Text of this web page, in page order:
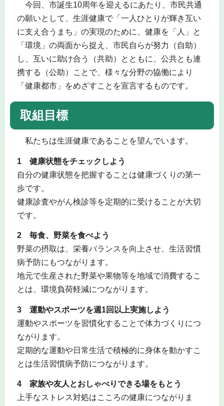
今回、市誕生10周年を迎えるにあたり、市民共通
の願いとして、生涯健康で「一人ひとりが輝き互い
に支え合うまち」の実現のために、健康を「人」と
「環境」の両面から捉え、市民自らが努力（自助）
し、互いに助け合う（共助）とともに、公共とも連
携する（公助）ことで、様々な分野の協働により
「健康都市」をめざすことを宣言するものです。
取組目標
私たちは生涯健康であることを望んでいます。
1 健康状態をチェックしよう
自分の健康状態を把握することは健康づくりの第一
歩です。
健康診査やがん検診等を定期的に受けることが大切
です。
2 毎食、野菜を食べよう
野菜の摂取は、栄養バランスを向上させ、生活習慣
病予防にもつながります。
地元で生産された野菜や果物等を地域で消費するこ
とは、環境負荷軽減につながります。
3 運動やスポーツを週1回以上実施しよう
運動やスポーツを習慣化することで体力づくりにつ
ながります。
定期的な運動や日常生活で積極的に身体を動かすこ
とは生活習慣病予防につながります。
4 家族や友人とおしゃべりできる場をもとう
上手なストレス対処はこころの健康につながりま